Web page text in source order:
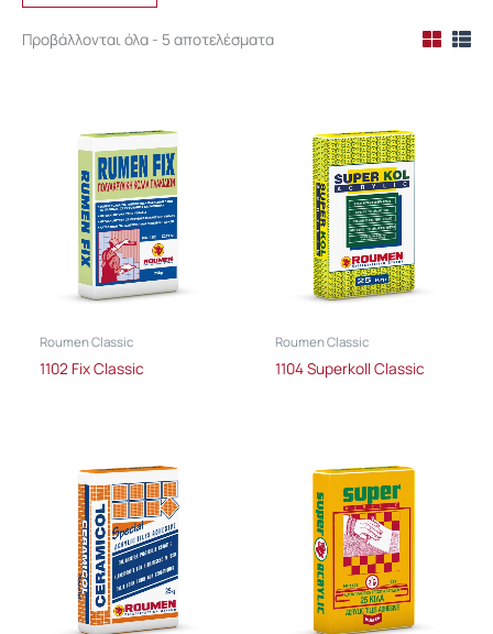
Προβάλλονται όλα - 5 αποτελέσματα
Roumen Classic
1102 Fix Classic
Roumen Classic
1104 Superkoll Classic